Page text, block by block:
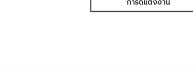
การ์ดแต่งงาน